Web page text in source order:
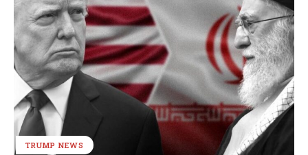
TRUMP NEWS